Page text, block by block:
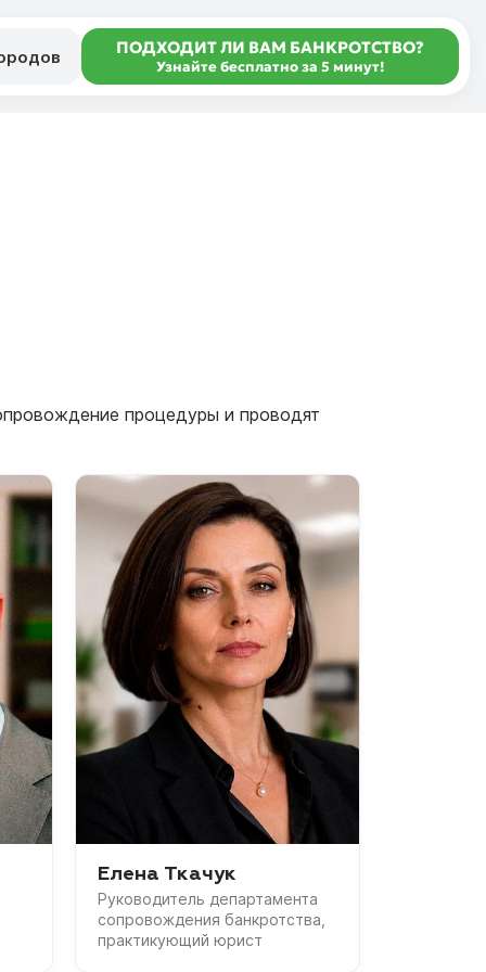
ПОДХОДИТ ЛИ ВАМ БАНКРОТСТВО?
Узнайте бесплатно за 5 минут!
процедуры и проводят
Елена Ткачук
Руководитель департамента
сопровождения банкротства,
практикующий юрист